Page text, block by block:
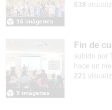
16 imágenes
638
subido por
9 imágenes
hace un
221